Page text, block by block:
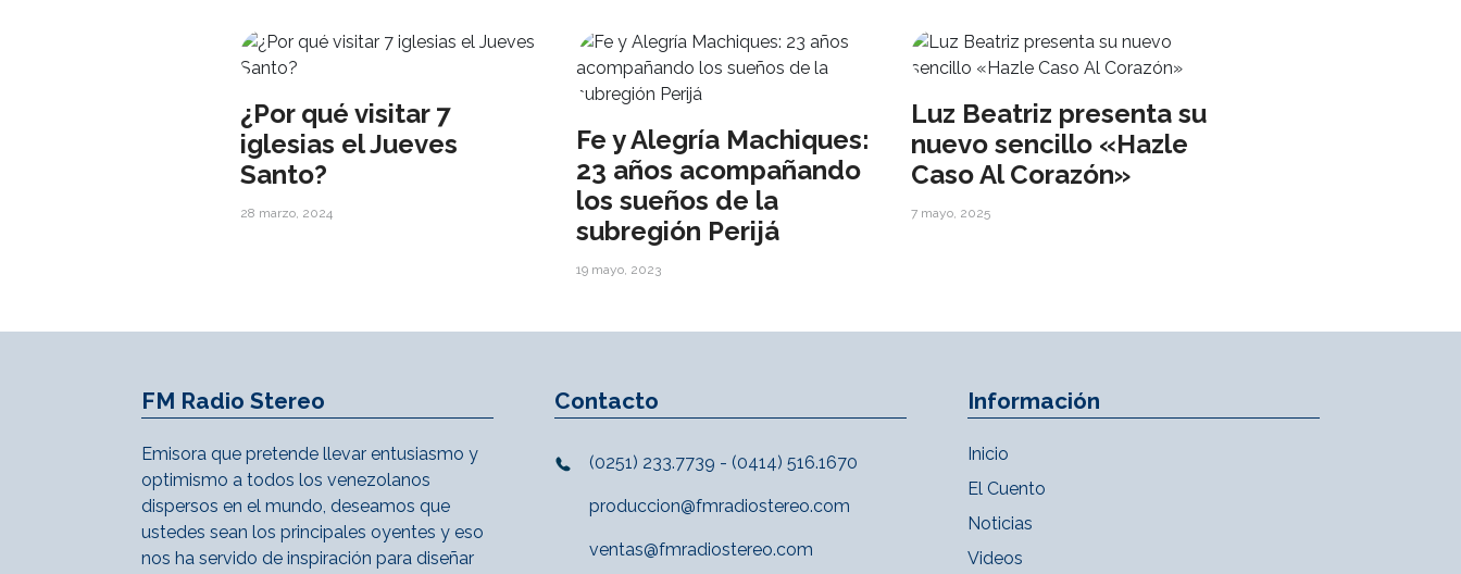
¿Por qué visitar 7
iglesias el Jueves
Santo?
28 marzo, 2024
Fe y Alegría Machiques:
23 años acompañando
los sueños de la
subregión Perijá
19 mayo, 2023
Luz Beatriz presenta su
nuevo sencillo «Hazle
Caso Al Corazón»
7 mayo, 2025
FM Radio Stereo
Emisora que pretende llevar entusiasmo y
optimismo a todos los venezolanos
dispersos en el mundo, deseamos que
ustedes sean los principales oyentes y eso
nos ha servido de inspiración para diseñar
Contacto
(0251) 233.7739 - (0414) 516.1670
produccion@fmradiostereo.com
ventas@fmradiostereo.com
Información
Inicio
El Cuento
Noticias
Videos